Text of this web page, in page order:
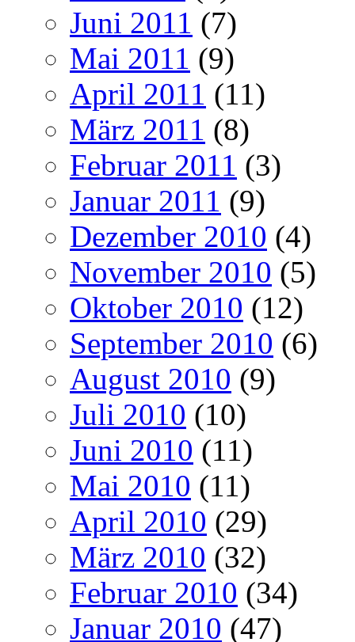
Juni 2011 (7)
Mai 2011 (9)
April 2011 (11)
März 2011 (8)
Februar 2011 (3)
Januar 2011 (9)
Dezember 2010 (4)
November 2010 (5)
Oktober 2010 (12)
September 2010 (6)
August 2010 (9)
Juli 2010 (10)
Juni 2010 (11)
Mai 2010 (11)
April 2010 (29)
März 2010 (32)
Februar 2010 (34)
Januar 2010 (47)